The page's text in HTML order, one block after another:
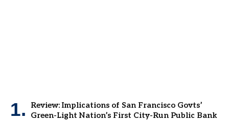
Review: Implications of San Francisco Govts’
Green-Light Nation’s First City-Run Public Bank